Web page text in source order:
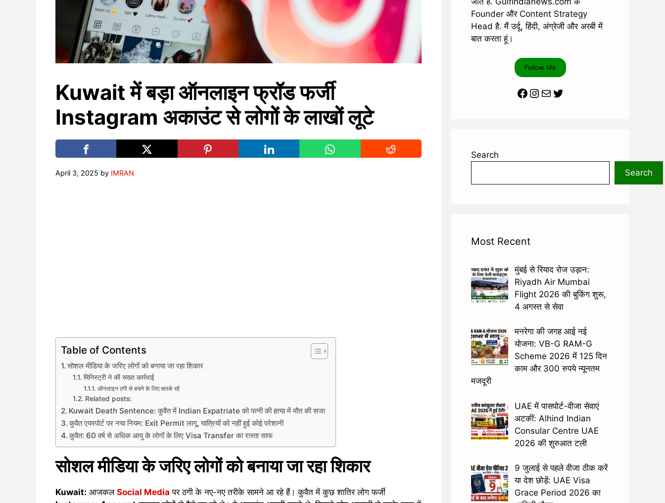
Kuwait में बड़ा ऑनलाइन फ्रॉड फर्जी
Instagram अकाउंट से लोगों के लाखों लूटे
April 3, 2025 by IMRAN
Table of Contents
सोशल मीडिया के जरिए लोगों को बनाया जा रहा शिकार
मिनिस्ट्री ने की सख्त कार्रवाई
ऑनलाइन ठगी से बचने के लिए सतर्क रहें
Related posts:
Kuwait Death Sentence: कुवैत में Indian Expatriate को पत्नी की हत्या में मौत की सजा
कुवैत एयरपोर्ट पर नया नियम: Exit Permit लागू, यात्रियों को नहीं हुई कोई परेशानी
कुवैत: 60 वर्ष से अधिक आयु के लोगों के लिए Visa Transfer का रास्ता साफ
सोशल मीडिया के जरिए लोगों को बनाया जा रहा शिकार
Kuwait: आजकल Social Media पर ठगी के नए-नए तरीके सामने आ रहे हैं। कुवैत में कुछ शातिर लोग फर्जी
Founder और Content Strategy
Head है. मैं उर्दू, हिंदी, अंग्रेजी और अरबी में
बात करता हूं।
Follow Me
Facebook
Instagram
MailTwitter
Search
Search
Most Recent
मुंबई से रियाद रोज उड़ान:
Riyadh Air Mumbai
Flight 2026 की बुकिंग शुरू,
4 अगस्त से सेवा
मनरेगा की जगह आई नई
योजना: VB-G RAM-G
Scheme 2026 में 125 दिन
काम और 300 रुपये न्यूनतम
मजदूरी
UAE में पासपोर्ट-वीजा सेवाएं
अटकीं: Alhind Indian
Consular Centre UAE
2026 की शुरुआत टली
9 जुलाई से पहले वीजा ठीक करें
या देश छोड़ें: UAE Visa
Grace Period 2026 का